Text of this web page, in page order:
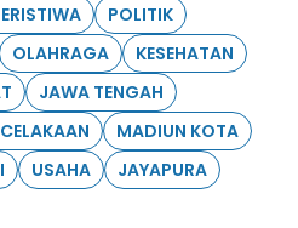
POLITIK
OLAHRAGA
KESEHATAN
JAWA TENGAH
MADIUN KOTA
USAHA
JAYAPURA